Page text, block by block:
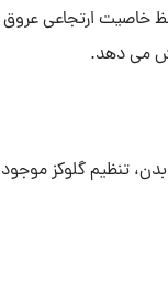
ارتجاعی عروق
می دهد.
تنظیم گلوکز